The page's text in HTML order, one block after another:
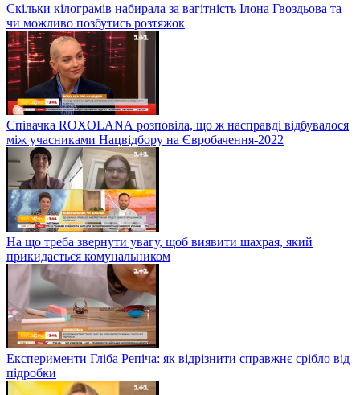
Скільки кілограмів набирала за вагітність Ілона Гвоздьова та
чи можливо позбутись розтяжок
Співачка ROXOLANА розповіла, що ж насправді відбувалося
між учасниками Нацвідбору на Євробачення-2022
На що треба звернути увагу, щоб виявити шахрая, який
прикидається комунальником
Експерименти Гліба Репіча: як відрізнити справжнє срібло від
підробки